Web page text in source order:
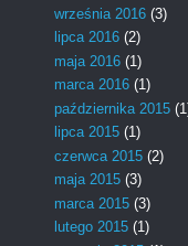
września 2016 (3)
lipca 2016 (2)
maja 2016 (1)
marca 2016 (1)
października 2015
lipca 2015 (1)
czerwca 2015 (2)
maja 2015 (3)
marca 2015 (3)
lutego 2015 (1)